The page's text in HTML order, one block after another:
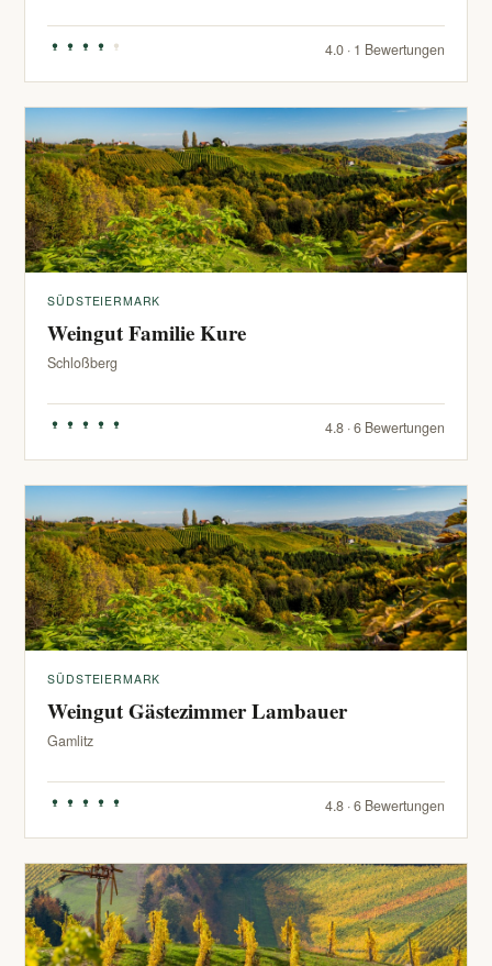
4.0 · 1 Bewertungen
SÜDSTEIERMARK
Weingut Familie Kure
Schloßberg
4.8 · 6 Bewertungen
SÜDSTEIERMARK
Weingut Gästezimmer Lambauer
Gamlitz
4.8 · 6 Bewertungen